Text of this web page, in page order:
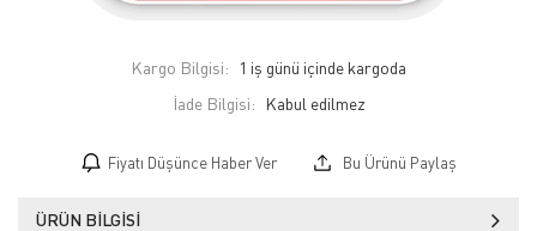
Kargo Bilgisi:
1 iş günü içinde kargoda
İade Bilgisi:
Fiyatı Düşünce Haber Ver Bu Ürünü Paylaş
ÜRÜN BILGISI